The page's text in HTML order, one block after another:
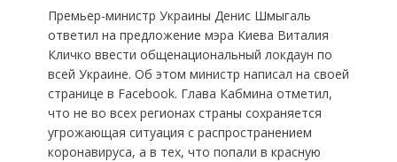
Премьер-министр Украины Денис Шмыгаль
ответил на предложение мэра Киева Виталия
Кличко ввести общенациональный локдаун по
всей Украине. Об этом министр написал на своей
странице в Facebook. Глава Кабмина отметил,
что не во всех регионах страны сохраняется
угрожающая ситуация с распространением
коронавируса, а в тех, что попали в красную